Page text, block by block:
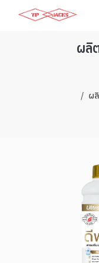
ผลิ
ผ